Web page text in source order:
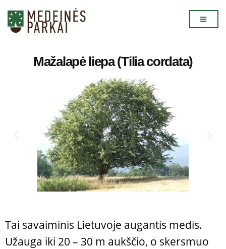
Mažalapė liepa (Tilia cordata)
Tai savaiminis Lietuvoje augantis medis.
Užauga iki 20 – 30 m aukščio, o skersmuo